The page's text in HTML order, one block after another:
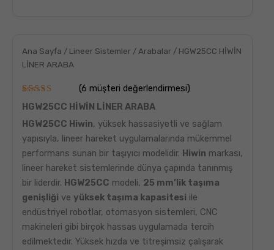
Ana Sayfa / Lineer Sistemler /Arabalar / HGW25CC HİWİN
LİNER ARABA
6
müşteri
puanına
dayanarak
5
üzerinden
5.00puan
aldı
(6 müşteri değerlendirmesi)
HGW25CC HİWİN LİNER ARABA
HGW25CC Hiwin, yüksek hassasiyetli ve sağlam
yapısıyla, lineer hareket uygulamalarında mükemmel
performans sunan bir taşıyıcı modelidir. Hiwin markası,
lineer hareket sistemlerinde dünya çapında tanınmış
bir liderdir. HGW25CC modeli, 25 mm’lik taşıma
genişliği ve yüksek taşıma kapasitesi ile
endüstriyel robotlar, otomasyon sistemleri, CNC
makineleri gibi birçok hassas uygulamada tercih
edilmektedir. Yüksek hızda ve titreşimsiz çalışarak